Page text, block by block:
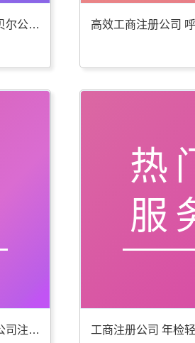
便捷工商年检代办 呼伦贝尔公司注册服务佳
呼伦贝尔工商年检 代办公司注册一步到位
热
服